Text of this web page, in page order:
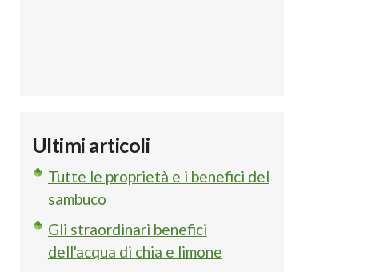
Ultimi articoli
Tutte le proprietà e i benefici del
sambuco
Gli straordinari benefici
dell'acqua di chia e limone